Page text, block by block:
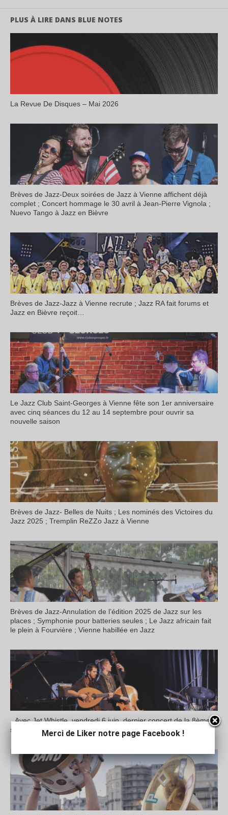
PLUS À LIRE DANS BLUE NOTES
La Revue De Disques – Mai 2026
Brèves de Jazz-Deux soirées de Jazz à Vienne affichent déjà
complet ; Concert hommage le 30 avril à Jean-Pierre Vignola ;
Nuevo Tango à Jazz en Bièvre
Brèves de Jazz-Jazz à Vienne recrute ; Jazz RA fait forums et
Jazz en Bièvre reçoit…
Le Jazz Club Saint-Georges à Vienne fête son 1er anniversaire
avec cinq séances du 12 au 14 septembre pour ouvrir sa
nouvelle saison
Brèves de Jazz- Belles de Nuits ; Les nominés des Victoires du
Jazz 2025 ; Tremplin ReZZo Jazz à Vienne
Brèves de Jazz-Annulation de l’édition 2025 de Jazz sur les
places ; Symphonie pour batteries seules ; Le Jazz africain fait
le plein à Fourvière ; Vienne habillée en Jazz
Avec Jet Whistle, vendredi 6 juin, dernier concert de la 8ème
saison d’un Jazz en Bièvre toujours aussi fringant
Merci de Liker notre page Facebook !